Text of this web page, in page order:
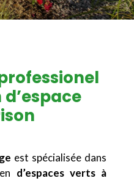
est spécialisée dans
d’espaces verts à